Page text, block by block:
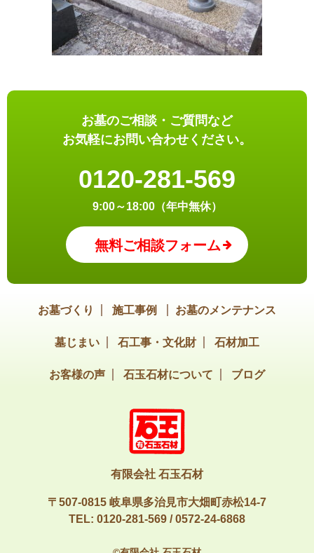
お墓のご相談・ご質問など
お気軽にお問い合わせください。
0120-281-569
9:00～18:00（年中無休）
無料ご相談フォーム
お墓づくり 施工事例 お墓のメンテナンス
墓じまい 石工事・文化財 石材加工
お客様の声 石玉石材について ブログ
有限会社 石玉石材
〒507-0815 岐阜県多治見市大畑町赤松14-7
TEL: 0120-281-569 /0572-24-6868